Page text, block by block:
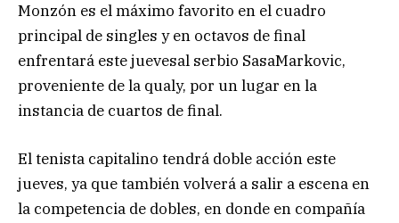
Monzón es el máximo favorito en el cuadro
principal de singles y en octavos de final
enfrentará este juevesal serbio SasaMarkovic,
proveniente de la qualy, por un lugar en la
instancia de cuartos de final.
El tenista capitalino tendrá doble acción este
jueves, ya que también volverá a salir a escena en
la competencia de dobles, en donde en compañía